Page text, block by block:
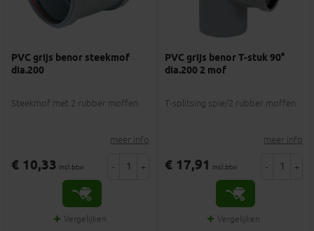
PVC grijs benor steekmof
dia.200
Steekmof met 2 rubber moffen
meer info
€ 10,33 incl.btw - +
Vergelijken
PVC grijs benor T-stuk 90°
dia.200 2 mof
T-splitsing spie/2 rubber moffen
meer info
€ 17,91 incl.btw - +
Vergelijken